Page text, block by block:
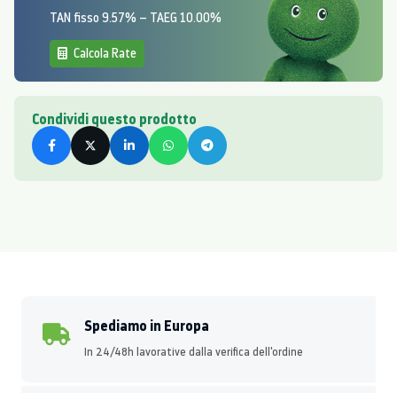
TAN fisso 9.57% – TAEG 10.00%
Calcola Rate
Condividi questo prodotto
Spediamo in Europa
In 24/48h lavorative dalla verifica dell'ordine